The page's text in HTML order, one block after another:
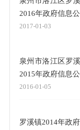
2016年政府信息
2017-01-03
泉州市洛江区罗
2015年政府信息
2016-01-05
罗溪镇2014年政